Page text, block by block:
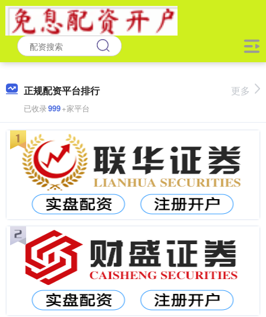
正规配资平台排行
已收录999+家平台
更多